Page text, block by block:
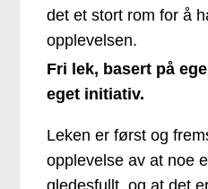
det et stort rom for å
opplevelsen.
Fri lek, basert på
eget initiativ.
Leken er først og
opplevelse av at noe
gledesfullt, og at det